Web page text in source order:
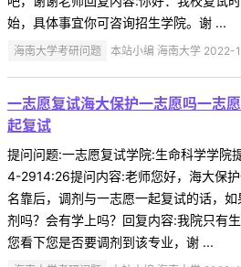
始，具体事宜你可咨询招生学院。谢 ...
海南大学考研问题 本站小编 海南大学 2022-
一志愿复试海大保护一志愿吗一志
起复试
提问问题:一志愿复试学院:生命科学学
4-2914:26提问内容:老师您好，海大保
名靠后，调剂与一志愿一起复试的话，
剂吗？会有学上吗？回复内容:我院只有
您看下您是否要调剂到该专业，谢 ...